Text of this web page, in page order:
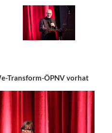
Transform-ÖPNV vorhat